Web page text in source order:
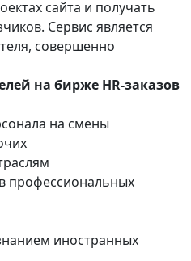
сайта и получать
Сервис является
совершенно
на бирже HR-заказов
на смены
профессиональных
иностранных